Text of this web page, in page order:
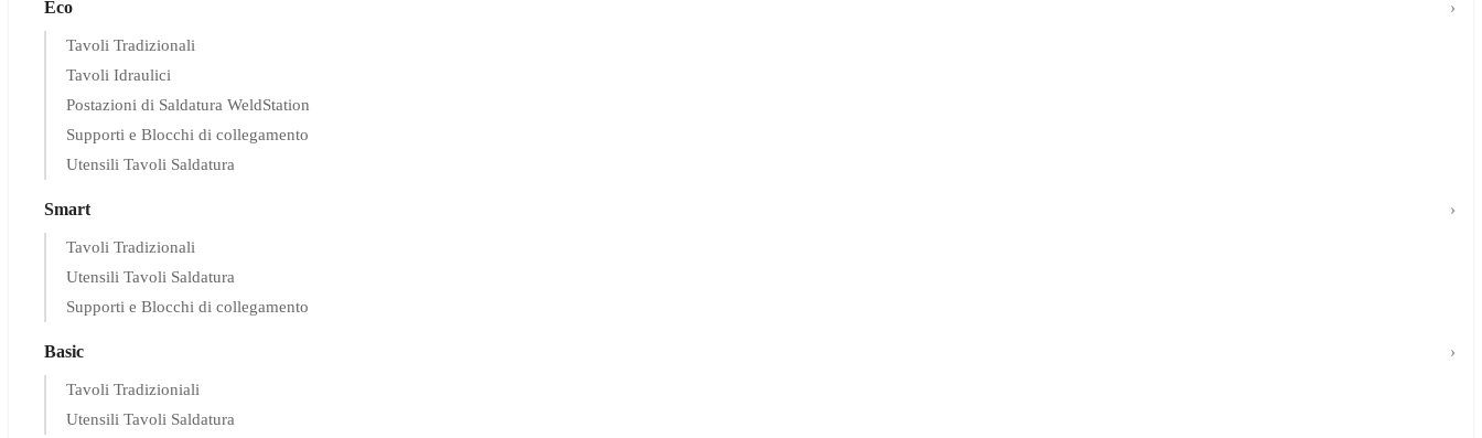
Eco
Tavoli Tradizionali
Tavoli Idraulici
Postazioni di Saldatura WeldStation
Supporti e Blocchi di collegamento
Utensili Tavoli Saldatura
Smart
Tavoli Tradizionali
Utensili Tavoli Saldatura
Supporti e Blocchi di collegamento
Basic
Tavoli Tradizioniali
Utensili Tavoli Saldatura